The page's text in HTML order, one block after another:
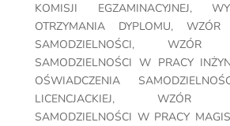
KOMISJI EGZAMINACYJNEJ,
OTRZYMANIA DYPLOMU,
WZÓR
SAMODZIELNOŚCI,
WZÓR
SAMODZIELNOŚCI W PRACY
OŚWIADCZENIA
LICENCJACKIEJ,
WZÓR
SAMODZIELNOŚCI W PRACY